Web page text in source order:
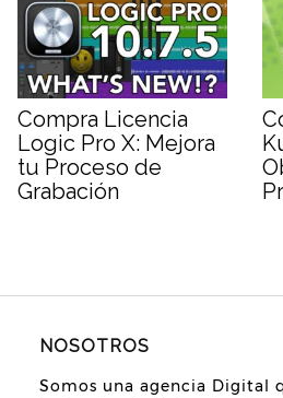
Compra Licencia
Logic Pro X: Mejora
tu Proceso de
Grabación
NOSOTROS
Somos una agencia Digital